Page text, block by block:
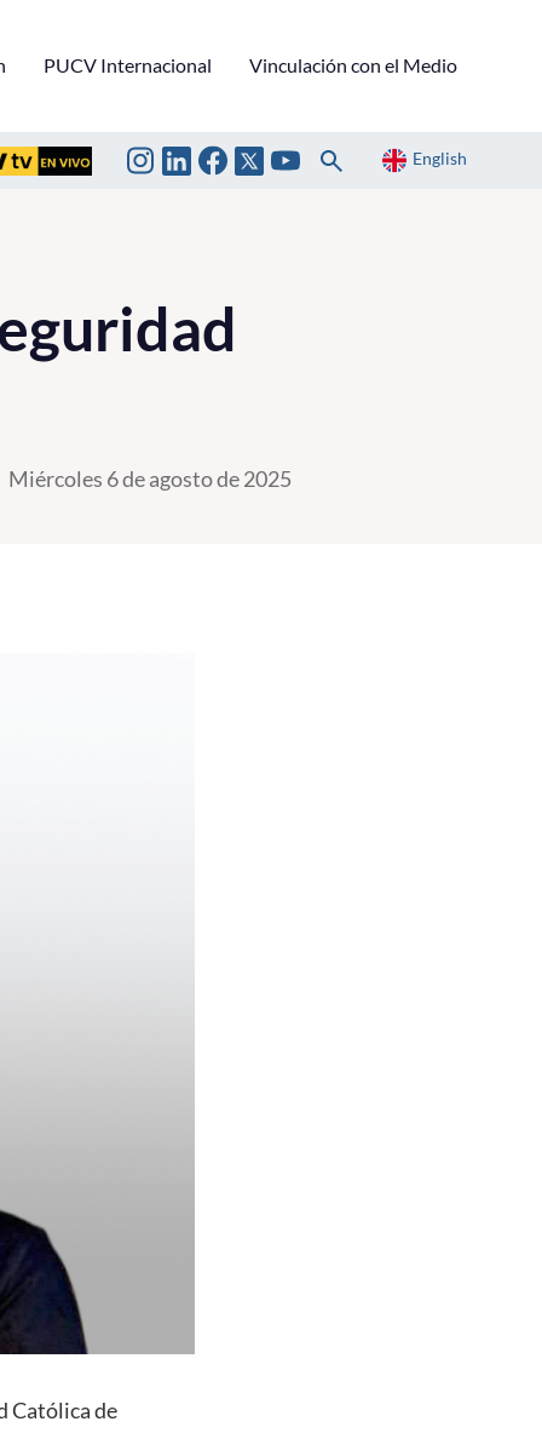
PUCV Internacional Vinculación con el Medio
English
Miércoles 6 de agosto de 2025
Católica de